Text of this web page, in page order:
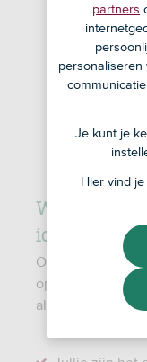
Wanneer is
idee?
Online scheiden
oplossing. Maar
als je over geen
partners
personaliseren
Je kunt je
Hier vind je